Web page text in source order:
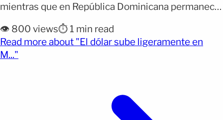
mientras que en República Dominicana permaneció
las tasas oficiales, los bancos y las casas de cambio
siguen siendo importantes para quienes necesitan
comprar, vender o enviar dólares. Por qué importa:
👁️ 800 views⏱️ 1 min read
Read more about "El dólar sube ligeramente en
M..."